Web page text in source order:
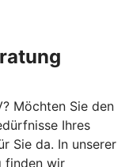
Möchten Sie den
Ihres
Sie da. In unserer
finden wir